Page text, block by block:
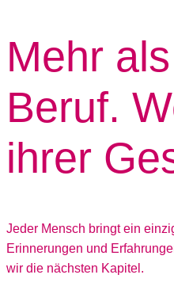
Mehr
Beruf.
ihrer
Jeder Mensch bringt ein
Erinnerungen und
wir die nächsten Kapitel.